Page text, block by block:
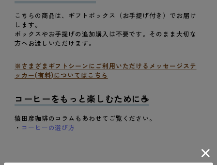
こちらの商品は、ギフトボックス（お手提げ付き）でお届け
します。
ボックスやお手提げの追加購入は不要です。そのまま大切な
方へお渡しいただけます。
※さまざまギフトシーンにご利用いただけるメッセージステ
ッカー(有料)についてはこちら
コーヒーをもっと楽しむために☕️
猿田彦珈琲のコラムもあわせてご覧ください。
・ コーヒーの選び方